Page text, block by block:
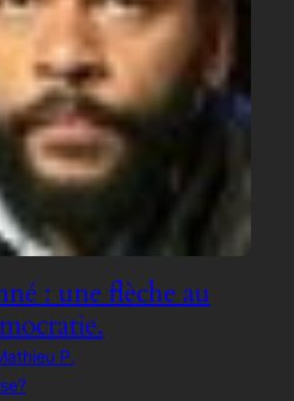
: une flèche au
P.